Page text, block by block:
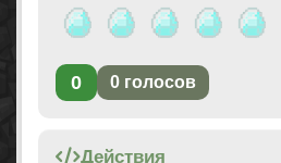
0 0 голосов
Действия